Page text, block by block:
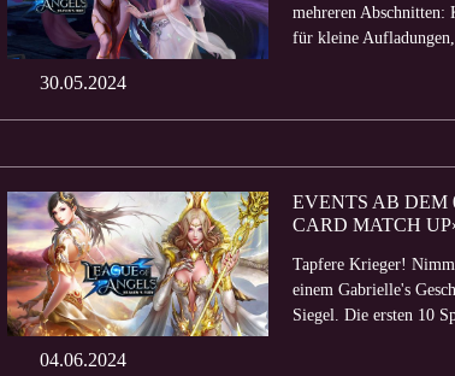
30.05.2024
mehreren Abschnitten:
für kleine
04.06.2024
EVENTS AB DEM
CARD MATCH
Tapfere Krieger!
einem Gabrielle's
Siegel. Die ersten 10